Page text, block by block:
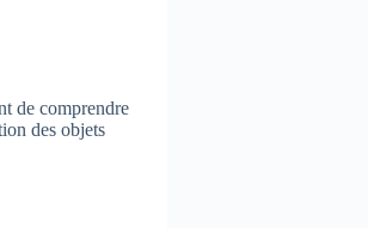
de comprendre
des objets